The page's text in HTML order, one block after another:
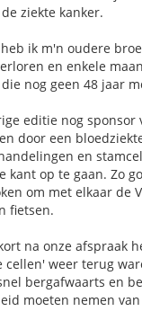
ziekte kanker.
ik m'n oudere
en enkele
nog geen 48 jaar
editie nog
door een
en
kant op te gaan. Zo
om met elkaar de
fietsen.
na onze afspraak
cellen' weer terug
bergafwaarts en
moeten nemen